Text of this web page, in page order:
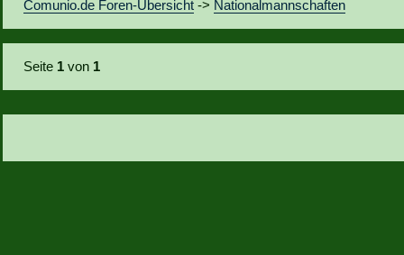
Comunio.de Foren-Übersicht -> Nationalmannschaften
Seite 1 von 1